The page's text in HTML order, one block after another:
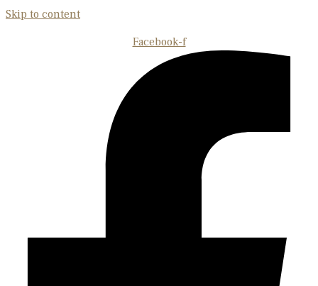
Skip to content
Facebook-f